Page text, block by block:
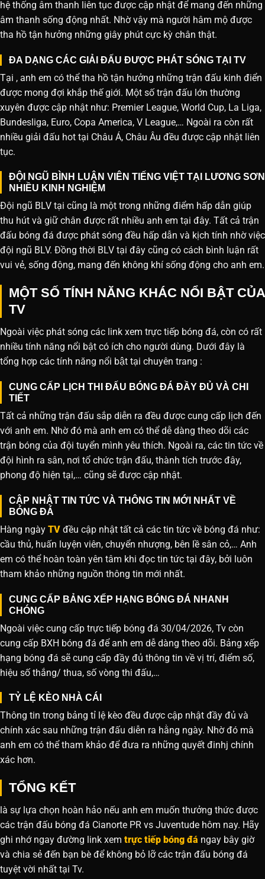
hệ thống âm thanh liên tục được cập nhật để mang đến những
âm thanh sống động nhất. Nhờ vậy mà người hâm mộ được
tha hồ tận hưởng những giây phút cực kỳ chân thật.
ĐA DẠNG CÁC GIẢI ĐẤU ĐƯỢC PHÁT SÓNG TẠI TV
Tại , anh em có thể tha hồ tận hưởng những trận đấu kinh điển
được mong đợi khắp thế giới. Một số trận đấu lớn thường
xuyên được cập nhật như: Premier League, World Cup, La Liga,
Bundesliga, Euro, Copa America, V League,… Ngoài ra còn rất
nhiều giải đấu hot tại Châu Á, Châu Âu đều được cập nhật liên
tục.
ĐỘI NGŨ BÌNH LUẬN VIÊN TIẾNG VIỆT TẠI LƯƠNG SƠN
NHIỀU KINH NGHIỆM
Đội ngũ BLV tại cũng là một trong những điểm hấp dẫn giúp
thu hút và giữ chân được rất nhiều anh em tại đây. Tất cả trận
đấu bóng đá được phát sóng đều hấp dẫn và kịch tính nhờ việc
đội ngũ BLV. Đồng thời BLV tại đây cũng có cách bình luận rất
vui vẻ, sống động, mang đến không khí sống động cho anh em.
MỘT SỐ TÍNH NĂNG KHÁC NỔI BẬT CỦA
TV
Ngoài việc phát sóng các link xem trực tiếp bóng đá, còn có rất
nhiều tính năng nổi bật có ích cho người dùng. Dưới đây là
tổng hợp các tính năng nổi bật tại chuyên trang :
CUNG CẤP LỊCH THI ĐẤU BÓNG ĐÁ ĐẦY ĐỦ VÀ CHI
TIẾT
Tất cả những trận đấu sắp diễn ra đều được cung cấp lịch đến
với anh em. Nhờ đó mà anh em có thể dễ dàng theo dõi các
trận bóng của đội tuyển mình yêu thích. Ngoài ra, các tin tức về
đội hình ra sân, nơi tổ chức trận đấu, thành tích trước đây,
phong độ hiện tại,… cũng sẽ được cập nhật.
CẬP NHẬT TIN TỨC VÀ THÔNG TIN MỚI NHẤT VỀ
BÓNG ĐÁ
Hàng ngày TV đều cập nhật tất cả các tin tức về bóng đá như:
cầu thủ, huấn luyện viên, chuyển nhượng, bên lề sân cỏ,… Anh
em có thể hoàn toàn yên tâm khi đọc tin tức tại đây, bởi luôn
tham khảo những nguồn thông tin mới nhất.
CUNG CẤP BẢNG XẾP HẠNG BÓNG ĐÁ NHANH
CHÓNG
Ngoài việc cung cấp trực tiếp bóng đá 30/04/2026, Tv còn
cung cấp BXH bóng đá để anh em dễ dàng theo dõi. Bảng xếp
hạng bóng đá sẽ cung cấp đầy đủ thông tin về vị trí, điểm số,
hiệu số thắng/ thua, số vòng thi đấu,…
TỶ LỆ KÈO NHÀ CÁI
Thông tin trong bảng tỉ lệ kèo đều được cập nhật đầy đủ và
chính xác sau những trận đấu diễn ra hằng ngày. Nhờ đó mà
anh em có thể tham khảo để đưa ra những quyết đinhj chính
xác hơn.
TỔNG KẾT
là sự lựa chọn hoàn hảo nếu anh em muốn thưởng thức được
các trận đấu bóng đá Cianorte PR vs Juventude hôm nay. Hãy
ghi nhớ ngay đường link xem trực tiếp bóng đá ngay bây giờ
và chia sẻ đến bạn bè để không bỏ lỡ các trận đấu bóng đá
tuyệt vời nhất tại Tv.